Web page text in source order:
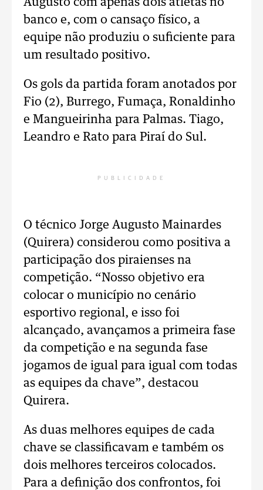
Augusto com apenas dois atletas no
banco e, com o cansaço físico, a
equipe não produziu o suficiente para
um resultado positivo.
Os gols da partida foram anotados por
Fio (2), Burrego, Fumaça, Ronaldinho
e Mangueirinha para Palmas. Tiago,
Leandro e Rato para Piraí do Sul.
PUBLICIDADE
O técnico Jorge Augusto Mainardes
(Quirera) considerou como positiva a
participação dos piraienses na
competição. “Nosso objetivo era
colocar o município no cenário
esportivo regional, e isso foi
alcançado, avançamos a primeira fase
da competição e na segunda fase
jogamos de igual para igual com todas
as equipes da chave”, destacou
Quirera.
As duas melhores equipes de cada
chave se classificavam e também os
dois melhores terceiros colocados.
Para a definição dos confrontos, foi